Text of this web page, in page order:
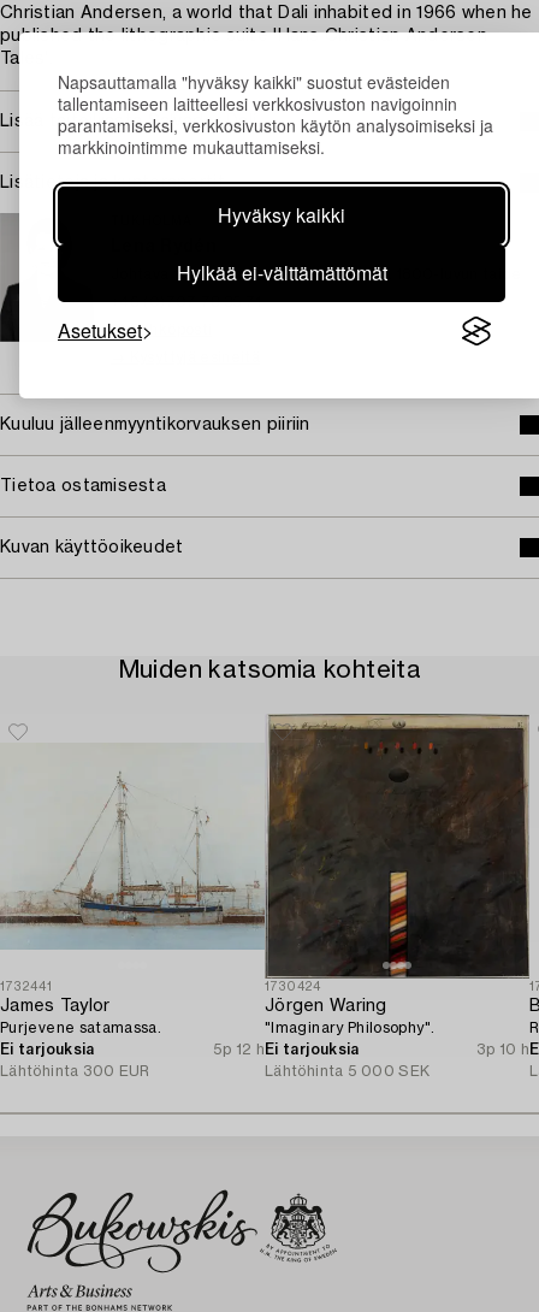
Napsauttamalla "hyväksy kaikki" suostut evästeiden
tallentamiseen laitteellesi verkkosivuston navigoinnin
parantamiseksi, verkkosivuston käytön analysoimiseksi ja
markkinointimme mukauttamiseksi.
Hyväksy kaikki
Hylkää ei-välttämättömät
Asetukset
Christian Andersen, a world that Dali inhabited in 1966 when he
published the lithographic suite 'Hans Christian Andersen
Tales'.
Lisää taiteilijasta Salvador Dalí
Lisätietoja ja kuntoraportit
Johtava taideasiantuntija, moderni- ja 1800-luvun taide
+46 (0)707 78 35 71
Sähköposti
Kuuluu jälleenmyyntikorvauksen piiriin
Tietoa ostamisesta
Kuvan käyttöoikeudet
Muiden katsomia kohteita
1732441
James Taylor
Purjevene satamassa.
Ei tarjouksia
5p 12 h
Lähtöhinta 300 EUR
1730424
Jörgen Waring
"Imaginary Philosophy".
Ei tarjouksia
3p 10 h
Lähtöhinta 5 000 SEK